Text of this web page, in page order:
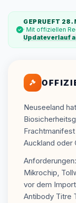
GEPRUEFT 28.
· Mit offiziellen
Updateverlauf
Neuseeland
Auckland oder
Mikrochip,
vor dem
Antibody Titre